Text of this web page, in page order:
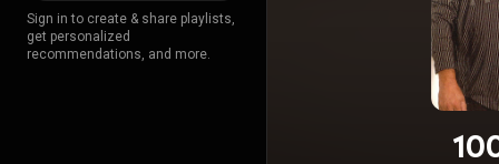
Sign in to create & share playlists,
get personalized
recommendations, and more.